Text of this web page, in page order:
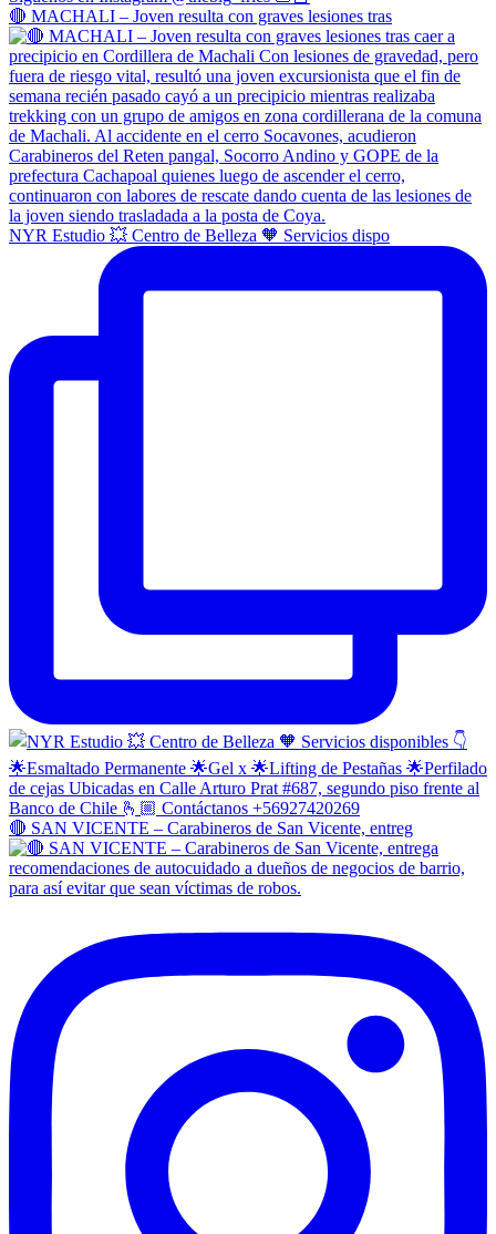
🔴 MACHALI – Joven resulta con graves lesiones tras
NYR Estudio 💥 Centro de Belleza 🧡 Servicios dispo
🔴 SAN VICENTE – Carabineros de San Vicente, entreg